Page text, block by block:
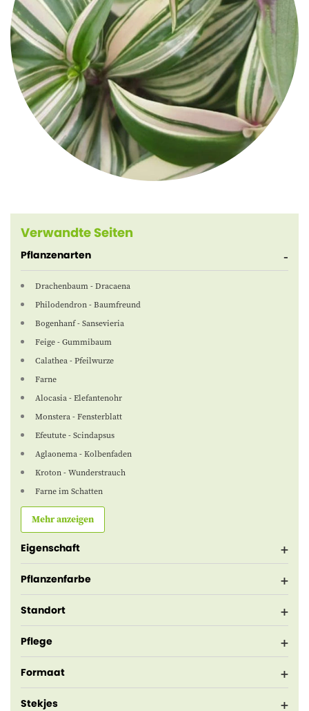
Verwandte Seiten
Pflanzenarten
Drachenbaum - Dracaena
Philodendron - Baumfreund
Bogenhanf - Sansevieria
Feige - Gummibaum
Calathea - Pfeilwurze
Farne
Alocasia - Elefantenohr
Monstera - Fensterblatt
Efeutute - Scindapsus
Aglaonema - Kolbenfaden
Kroton - Wunderstrauch
Farne im Schatten
Mehr anzeigen
Eigenschaft
Pflanzenfarbe
Standort
Pflege
Formaat
Stekjes